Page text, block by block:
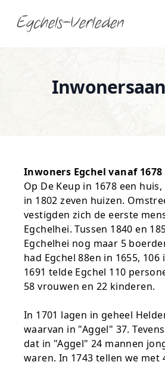
Egchels verleden
Inwoners Egchel vanaf 1678
Op De Keup in 1678 een
in 1802 zeven huizen.
vestigden zich de eerste
Egchelhei. Tussen 1840 en
Egchelhei nog maar 5
had Egchel 88en in 1655,
1691 telde Egchel 110
58 vrouwen en 22 kinderen.
In 1701 lagen in geheel
waarvan in "Aggel" 37.
dat in "Aggel" 24 mannen
waren. In 1743 tellen we met